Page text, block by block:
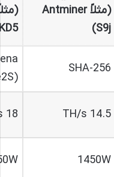
(مثلاً Antminer
S9j)
SHA-256
14.5 TH/s
18 TH/s
1450W